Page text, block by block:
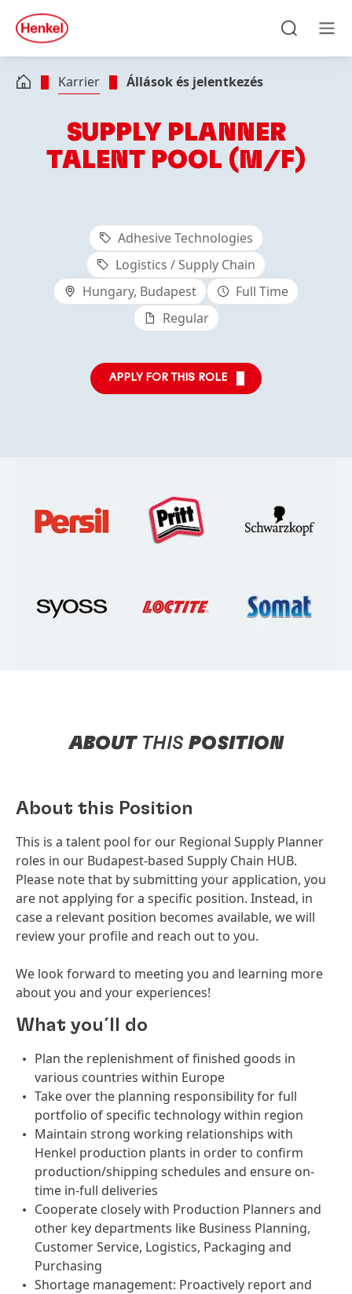
Skip to footer
quick
search
Karrier Állások és jelentkezés
SUPPLY PLANNER
TALENT POOL (M/F)
Adhesive Technologies
Logistics / Supply Chain
Hungary, Budapest
Full Time
Regular
APPLY FOR THIS ROLE
ABOUT THIS POSITION
About this Position
This is a talent pool for our Regional Supply Planner
roles in our Budapest-based Supply Chain HUB.
Please note that by submitting your application, you
are not applying for a specific position. Instead, in
case a relevant position becomes available, we will
review your profile and reach out to you.
We look forward to meeting you and learning more
about you and your experiences!
What you´ll do
Plan the replenishment of finished goods in
various countries within Europe
Take over the planning responsibility for full
portfolio of specific technology within region
Maintain strong working relationships with
Henkel production plants in order to confirm
production/shipping schedules and ensure on-
time in-full deliveries
Cooperate closely with Production Planners and
other key departments like Business Planning,
Customer Service, Logistics, Packaging and
Purchasing
Shortage management: Proactively report and